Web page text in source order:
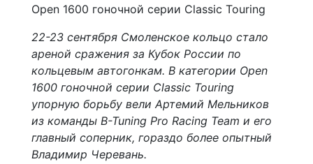
22-23 сентября Смоленское кольцо стало
ареной сражения за Кубок России по
кольцевым автогонкам. В категории Open
1600 гоночной серии Classic Touring
упорную борьбу вели Артемий Мельников
из команды B-Tuning Pro Racing Team и его
главный соперник, гораздо более опытный
Владимир Черевань.